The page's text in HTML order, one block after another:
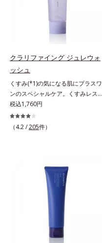
くすみ(*6)などが現れている状態で
で大人の肌印象に大きな影響を与え
ていることが分かりました。そこで
オルビスユー ドットシリーズは美
容成分(*7)として「G.D.F.アクティ
ベーター(*8)」を配合。そして、従
来から配合している美白有効成分
「トラネキサム酸」を配合しまし
た。さらに、シリーズ共通の美容成
分(*7)「GLルートブースター(*9)」
を配合することで、肌のふっくら感
や透明感を叶えます。美白ケアしな
シナジー設計で、あなたのエイジン
グケアを応援します。*1 メラニン
の生成を抑え、シミ・ソバカスを防
ぐ（ウォッシュ除く）*2 オルビス
内スキンケアシリーズの保湿力*3
年齢に応じたお手入れのこと*4 う
るおいによる*5 乾燥、ハリ・ツヤ
のなさ*6 乾燥による*7 保湿成分*8
クラリファイング ジュレウォ
ッシュ
くすみ(*1)の気になる肌にプラスワ
ンのスペシャルケア。くすみレスの
輝くような素肌へ。肌表面の余分な
角層を落として、くすみ(*1)レスな
輝くような素肌へ整える(*2)スペシ
したジェルが肌表面の角層をやわら
かくして絡めとり、スクラブがやさ
しく取り去ります。さらに注目した
いのはクリアな肌に整えるクリアコ
ンディショニング処方と、贅沢に配
合された保湿成分。一瞬取り去るだ
けのケアに留まらず、洗うたびにく
すみをため込まないすこやかな肌に
税込1,760円
（4.2 /205件）